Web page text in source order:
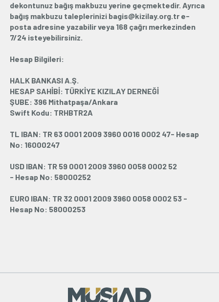
dekontunuz bağış makbuzu yerine geçmektedir. Ayrıca
bağış makbuzu taleplerinizi bagis@kizilay.org.tr e-
posta adresine yazabilir veya 168 çağrı merkezinden
7/24 isteyebilirsiniz.
Hesap Bilgileri:
HALK BANKASI A.Ş.
HESAP SAHİBİ: TÜRKİYE KIZILAY DERNEĞİ
ŞUBE: 396 Mithatpaşa/Ankara
Swift Kodu: TRHBTR2A
TL IBAN: TR 63 0001 2009 3960 0016 0002 47- Hesap
No: 16000247
USD IBAN: TR 59 0001 2009 3960 0058 0002 52
- Hesap No: 58000252
EURO IBAN: TR 32 0001 2009 3960 0058 0002 53 -
Hesap No: 58000253